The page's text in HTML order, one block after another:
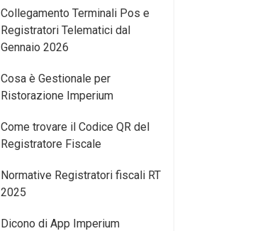
Collegamento Terminali Pos e
Registratori Telematici dal
Gennaio 2026
Cosa è Gestionale per
Ristorazione Imperium
Come trovare il Codice QR del
Registratore Fiscale
Normative Registratori fiscali RT
2025
Dicono di App Imperium